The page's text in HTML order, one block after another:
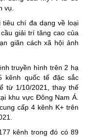
vụ.
chí đa dạng về loại
giải trí tăng cao của
giãn cách xã hội ảnh
truyền hình trên 2 hạ
kênh quốc tế đặc sắc
từ 1/10/2021, thay thế
khu vực Đông Nam Á.
cấp 4 kênh K+ trên
kênh trong đó có 89